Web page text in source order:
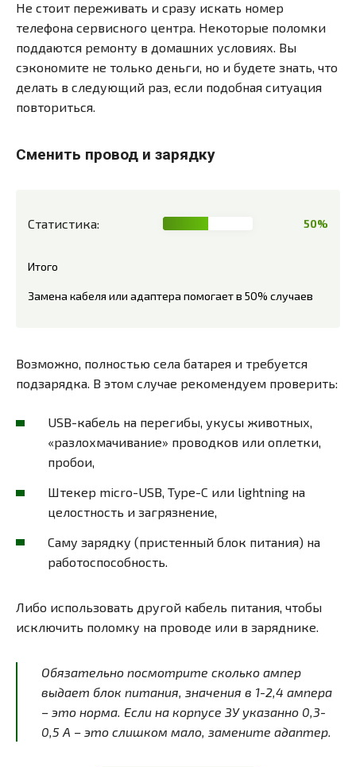
Не стоит переживать и сразу искать номер
телефона сервисного центра. Некоторые поломки
поддаются ремонту в домашних условиях. Вы
сэкономите не только деньги, но и будете знать, что
делать в следующий раз, если подобная ситуация
повториться.
Сменить провод и зарядку
Статистика: 50%
Итого
Замена кабеля или адаптера помогает в 50% случаев
Возможно, полностью села батарея и требуется
подзарядка. В этом случае рекомендуем проверить:
USB-кабель на перегибы, укусы животных,
«разлохмачивание» проводков или оплетки,
пробои,
Штекер micro-USB, Type-C или lightning на
целостность и загрязнение,
Саму зарядку (пристенный блок питания) на
работоспособность.
Либо использовать другой кабель питания, чтобы
исключить поломку на проводе или в заряднике.
Обязательно посмотрите сколько ампер
выдает блок питания, значения в 1-2,4 ампера
– это норма. Если на корпусе ЗУ указанно 0,3-
0,5 А – это слишком мало, замените адаптер.